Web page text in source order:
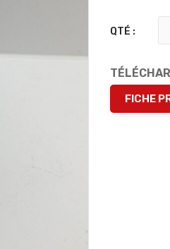
QTÉ :
FICHE